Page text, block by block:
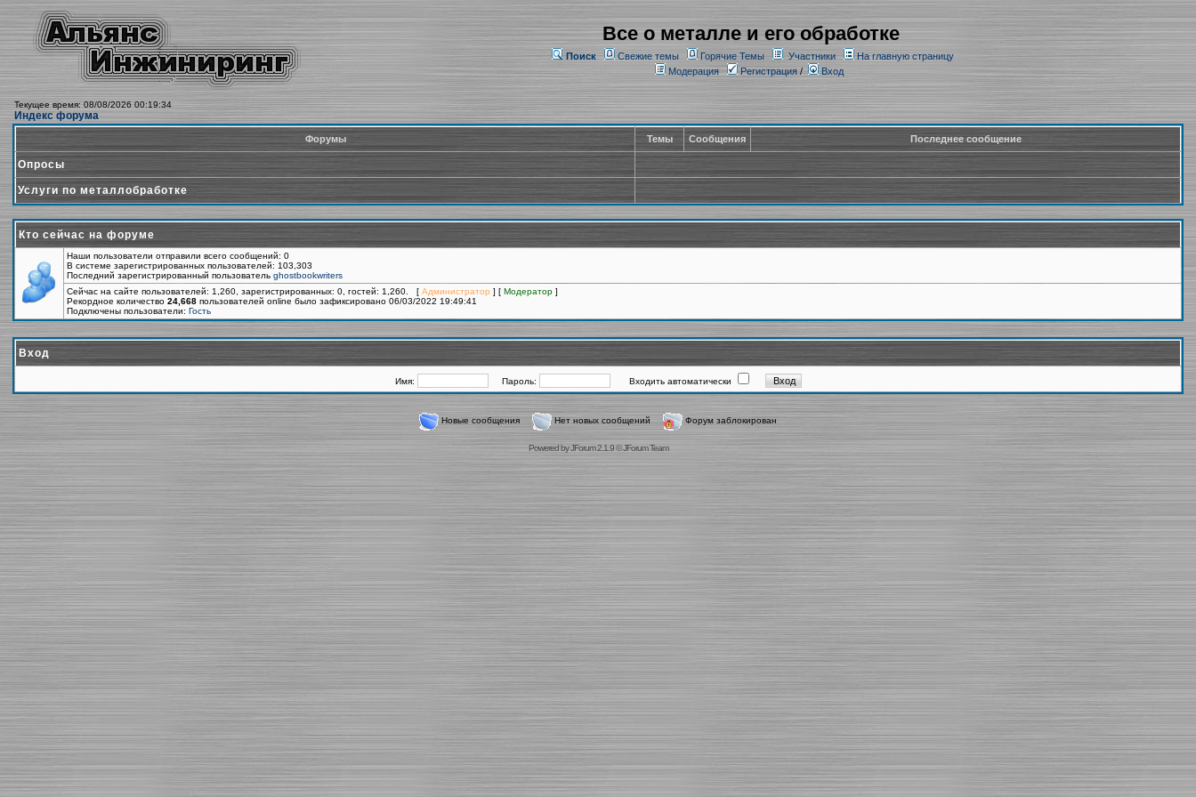
Все о металле и его обработке
Поиск Свежие темы Горячие Темы Участники
На главную страницу
Модерация
Регистрация/ Вход
Текущее время: 08/08/2026 00:19:34
Индекс форума
Форумы Темы Сообщения Последнее сообщение
Опросы
Услуги по металлобработке
Кто сейчас на форуме
Наши пользователи отправили всего сообщений: 0
В системе зарегистрированных пользователей: 103,303
Последний зарегистрированный пользователь ghostbookwriters
Сейчас на сайте пользователей: 1,260, зарегистрированных: 0, гостей: 1,260. [ Администратор ] [ Модератор ]
Рекордное количество 24,668 пользователей online было зафиксировано 06/03/2022 19:49:41
Подключены пользователи: Гость
Вход
Имя: Пароль: Входить автоматически
Новые сообщения Нет новых сообщений Форум заблокирован
Powered byJForum 2.1.9©JForum Team